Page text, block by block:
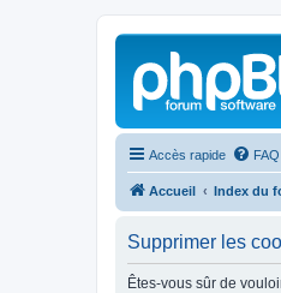
Accès rapide FAQ
Accueil Index du
Supprimer les
Êtes-vous sûr de